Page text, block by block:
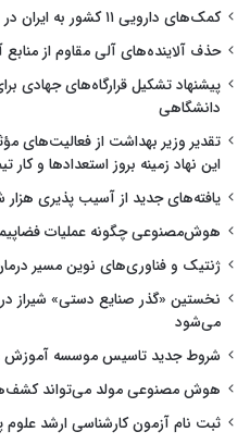
کمک‌های دارویی ۱۱ کشور به ایران در دوران جنگ
حذف آلاینده‌های آلی مقاوم از
پیشنهاد تشکیل قرارگاه‌های جهادی
دانشگاهی
تقدیر وزیر بهداشت از فعالیت‌های
این نهاد زمینه بروز استعدادها و کار
یافته‌های جدید از آسیب پذیری هزار
هوش‌مصنوعی چگونه عملیات
ژنتیک و فناوری‌های نوین مسیر
نخستین «گذر صنایع دستی» شیراز
می‌شود
شروط جدید تاسیس موسسه آموزش
هوش مصنوعی مولد می‌تواند
ثبت نام آزمون کارشناسی ارشد علوم